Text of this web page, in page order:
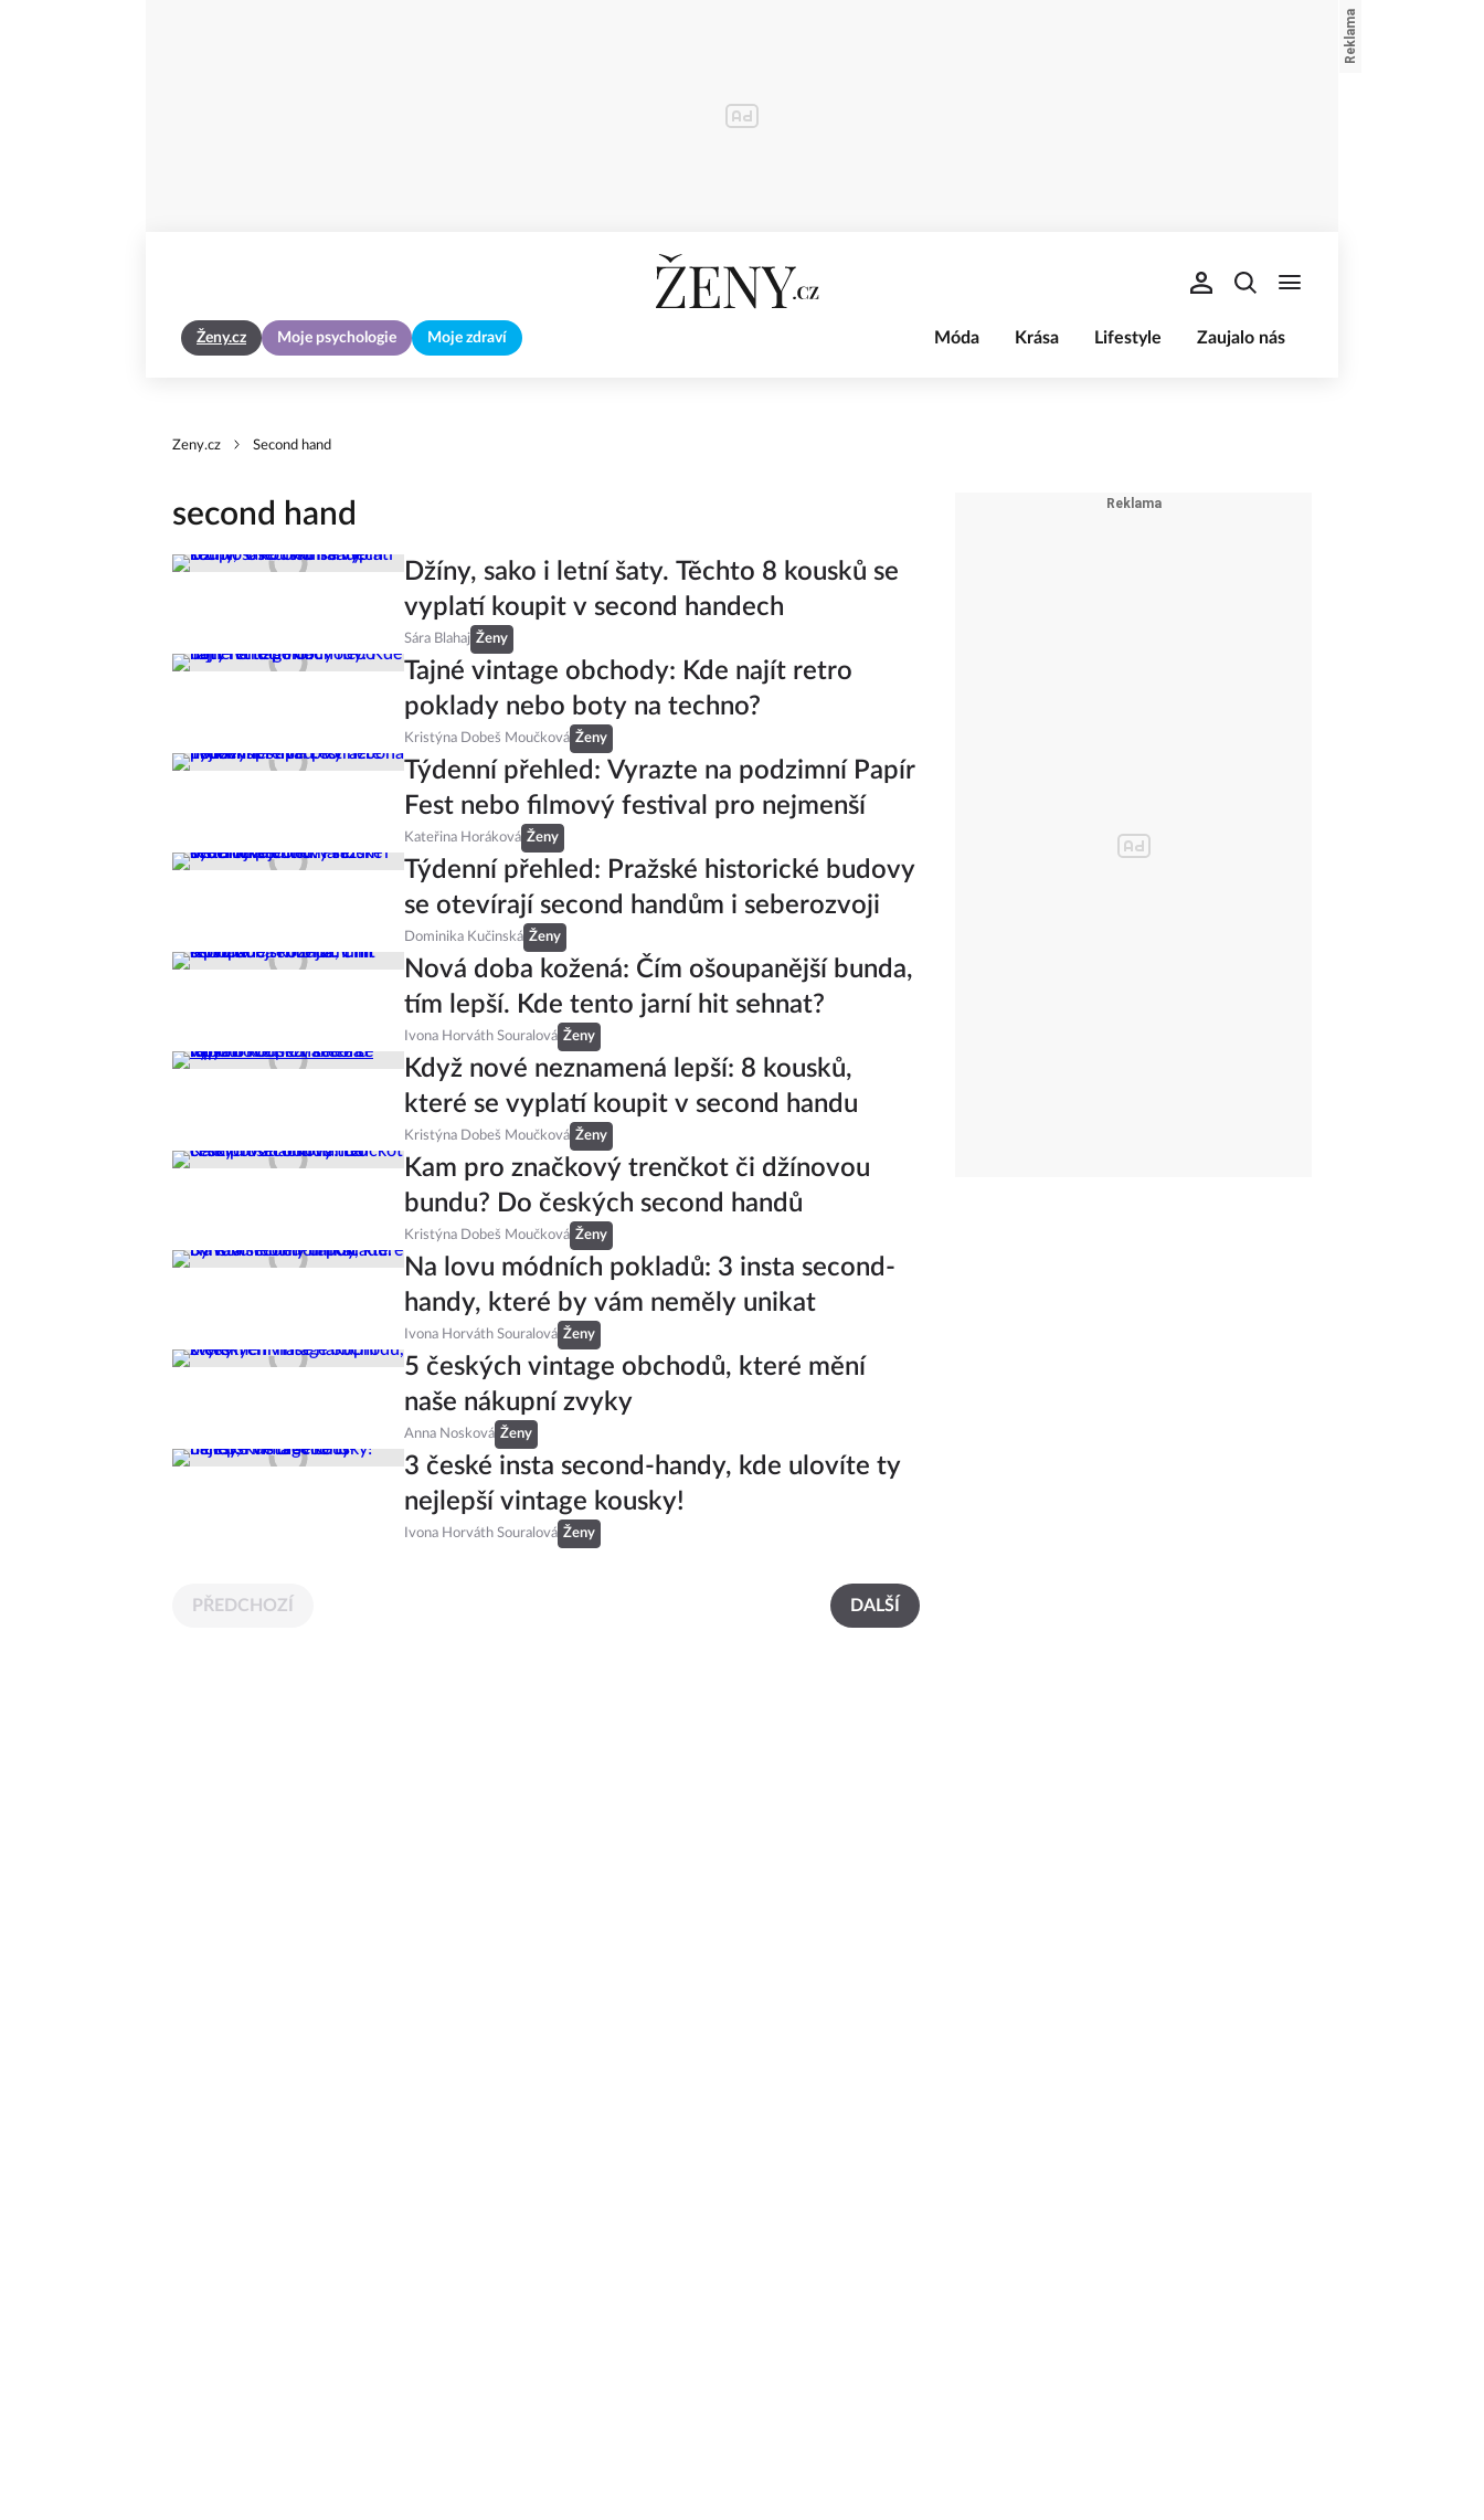
Ženy.cz Moje psychologie Moje zdraví Móda Krása Lifestyle Zaujalo nás
Zeny.cz Second hand
second hand
Džíny, sako i letní šaty. Těchto 8 kousků se
vyplatí koupit v second handech
Sára Blahaj Ženy
Tajné vintage obchody: Kde najít retro
poklady nebo boty na techno?
Kristýna Dobeš Moučková Ženy
Týdenní přehled: Vyrazte na podzimní Papír
Fest nebo filmový festival pro nejmenší
Kateřina Horáková Ženy
Týdenní přehled: Pražské historické budovy
se otevírají second handům i seberozvoji
Dominika Kučinská Ženy
Nová doba kožená: Čím ošoupanější bunda,
tím lepší. Kde tento jarní hit sehnat?
Ivona Horváth Souralová Ženy
Když nové neznamená lepší: 8 kousků,
které se vyplatí koupit v second handu
Kristýna Dobeš Moučková Ženy
Kam pro značkový trenčkot či džínovou
bundu? Do českých second handů
Kristýna Dobeš Moučková Ženy
Na lovu módních pokladů: 3 insta second-
handy, které by vám neměly unikat
Ivona Horváth Souralová Ženy
5 českých vintage obchodů, které mění
naše nákupní zvyky
Anna Nosková Ženy
3 české insta second-handy, kde ulovíte ty
nejlepší vintage kousky!
Ivona Horváth Souralová Ženy
PŘEDCHOZÍ DALŠÍ